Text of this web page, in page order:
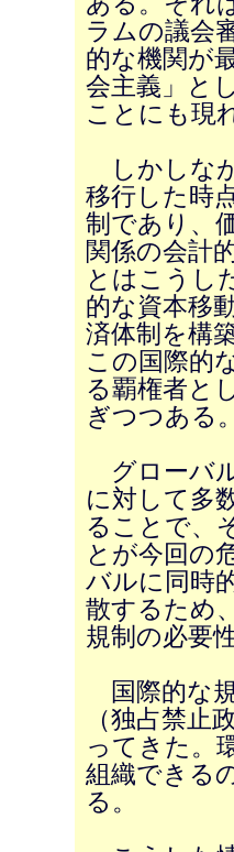
ラムの議会
的な機関が
会主義」と
ことにも現
しかしな
移行した時
制であり、
関係の会計
とはこうし
的な資本移
済体制を構
この国際的
る覇権者と
ぎつつある
グローバ
に対して多
ることで、
とが今回の
バルに同時
散するため
規制の必要
国際的な
（独占禁止
ってきた。
組織できる
る。